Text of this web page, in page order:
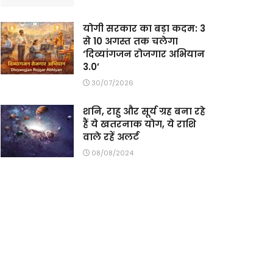
योगी सरकार का बड़ा कदम: 3
से 10 अगस्त तक चलेगा
‘दिव्यांगजन रोजगार अभियान
3.0’
30/07/2026
शनि, राहु और सूर्य ग्रह बना रहे
हैं ये खतरनाक योग, ये राशि
वाले रहें अलर्ट
08/08/2024